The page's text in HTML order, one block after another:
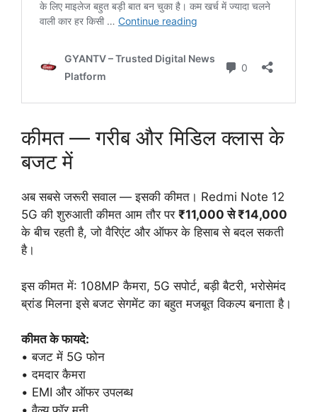
कीमत — गरीब और मिडिल क्लास के
बजट में
अब सबसे जरूरी सवाल — इसकी कीमत। Redmi Note 12
5G की शुरुआती कीमत आम तौर पर ₹11,000 से ₹14,000
के बीच रहती है, जो वैरिएंट और ऑफर के हिसाब से बदल सकती
है।
इस कीमत में: 108MP कैमरा, 5G सपोर्ट, बड़ी बैटरी, भरोसेमंद
ब्रांड मिलना इसे बजट सेगमेंट का बहुत मजबूत विकल्प बनाता है।
कीमत के फायदे:
• बजट में 5G फोन
• दमदार कैमरा
• EMI और ऑफर उपलब्ध